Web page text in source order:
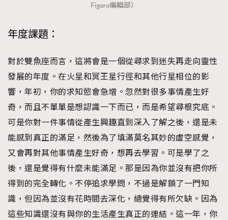
Figaro編輯部）
年度課題：
對於雙魚座而言，這將會是一個從尋求到迷失再走向靈性
發展的年度。在火星和冥王星行徑和其他行星相位的影
響，年初，你的求知慾會急增。忽然對很多事情產生好
奇，而且不單單是想認識一下而已，而是希望尋根究底。
可是你對一件事情從產生興趣直到深入了解之後，還是未
能感到真正的滿足，然後為了填滿莫名其妙的虛空感覺，
又會再對其他事情產生好奇，想再去學習。可是學了之
後，還是覺得有什麼未能滿足。那是因為你並沒有把你所
得到的完全轉化。不停追求學問，不過是解鎖了一門知
識，但因為並沒有花時間去深化，總覺得有所欠缺。因為
這些知識還沒有與你的生活產生真正的連結。這一年，你